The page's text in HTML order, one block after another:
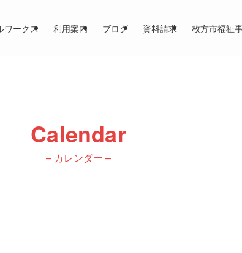
ワークス 利用案内 ブログ 資料請求 枚方市福祉
Calendar
– カレンダー –